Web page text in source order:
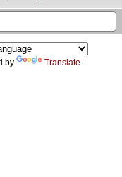
БЕСПЛАТНО!
by Translate